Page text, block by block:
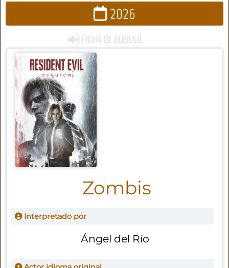
2026
FICHA DE DOBLAJE
Zombis
Interpretado por
Ángel del Río